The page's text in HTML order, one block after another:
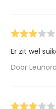
Er zit wel
Door